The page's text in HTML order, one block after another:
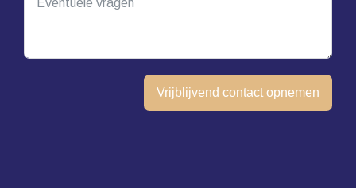
Vrijblijvend contact opnemen